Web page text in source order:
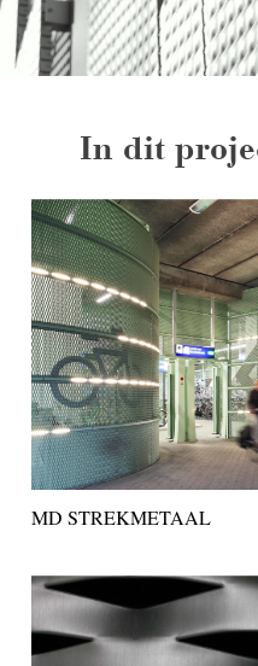
In dit
MD STREKMETAAL